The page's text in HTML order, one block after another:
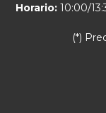
Horario: 10:00/
(*)